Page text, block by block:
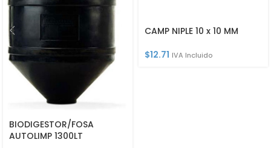
BIODIGESTOR/FOSA
AUTOLIMP 1300LT
CAMP NIPLE 10 x 10 MM
$12.71 IVA Incluido